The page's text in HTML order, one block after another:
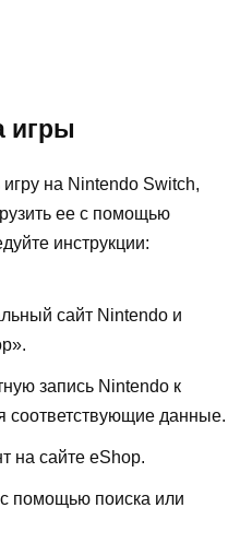
игры
игру на Nintendo Switch,
ее с помощью
инструкции:
сайт Nintendo и
запись Nintendo к
соответствующие данные.
на сайте eShop.
помощью поиска или